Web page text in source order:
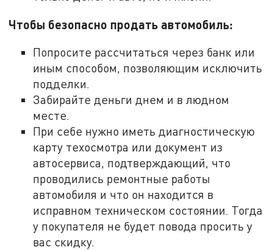
Чтобы безопасно продать автомобиль:
Попросите рассчитаться через банк или
иным способом, позволяющим исключить
подделки.
Забирайте деньги днем и в людном
месте.
При себе нужно иметь диагностическую
карту техосмотра или документ из
автосервиса, подтверждающий, что
проводились ремонтные работы
автомобиля и что он находится в
исправном техническом состоянии. Тогда
у покупателя не будет повода просить у
вас скидку.